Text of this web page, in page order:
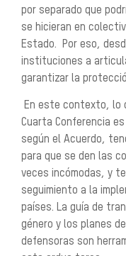
por separado que
se hicieran en
Estado. Por eso,
instituciones a
garantizar la
En este contexto, lo
Cuarta Conferencia
según el Acuerdo,
para que se den las
veces incómodas, y
seguimiento a la
países. La guía de
género y los planes
defensoras son